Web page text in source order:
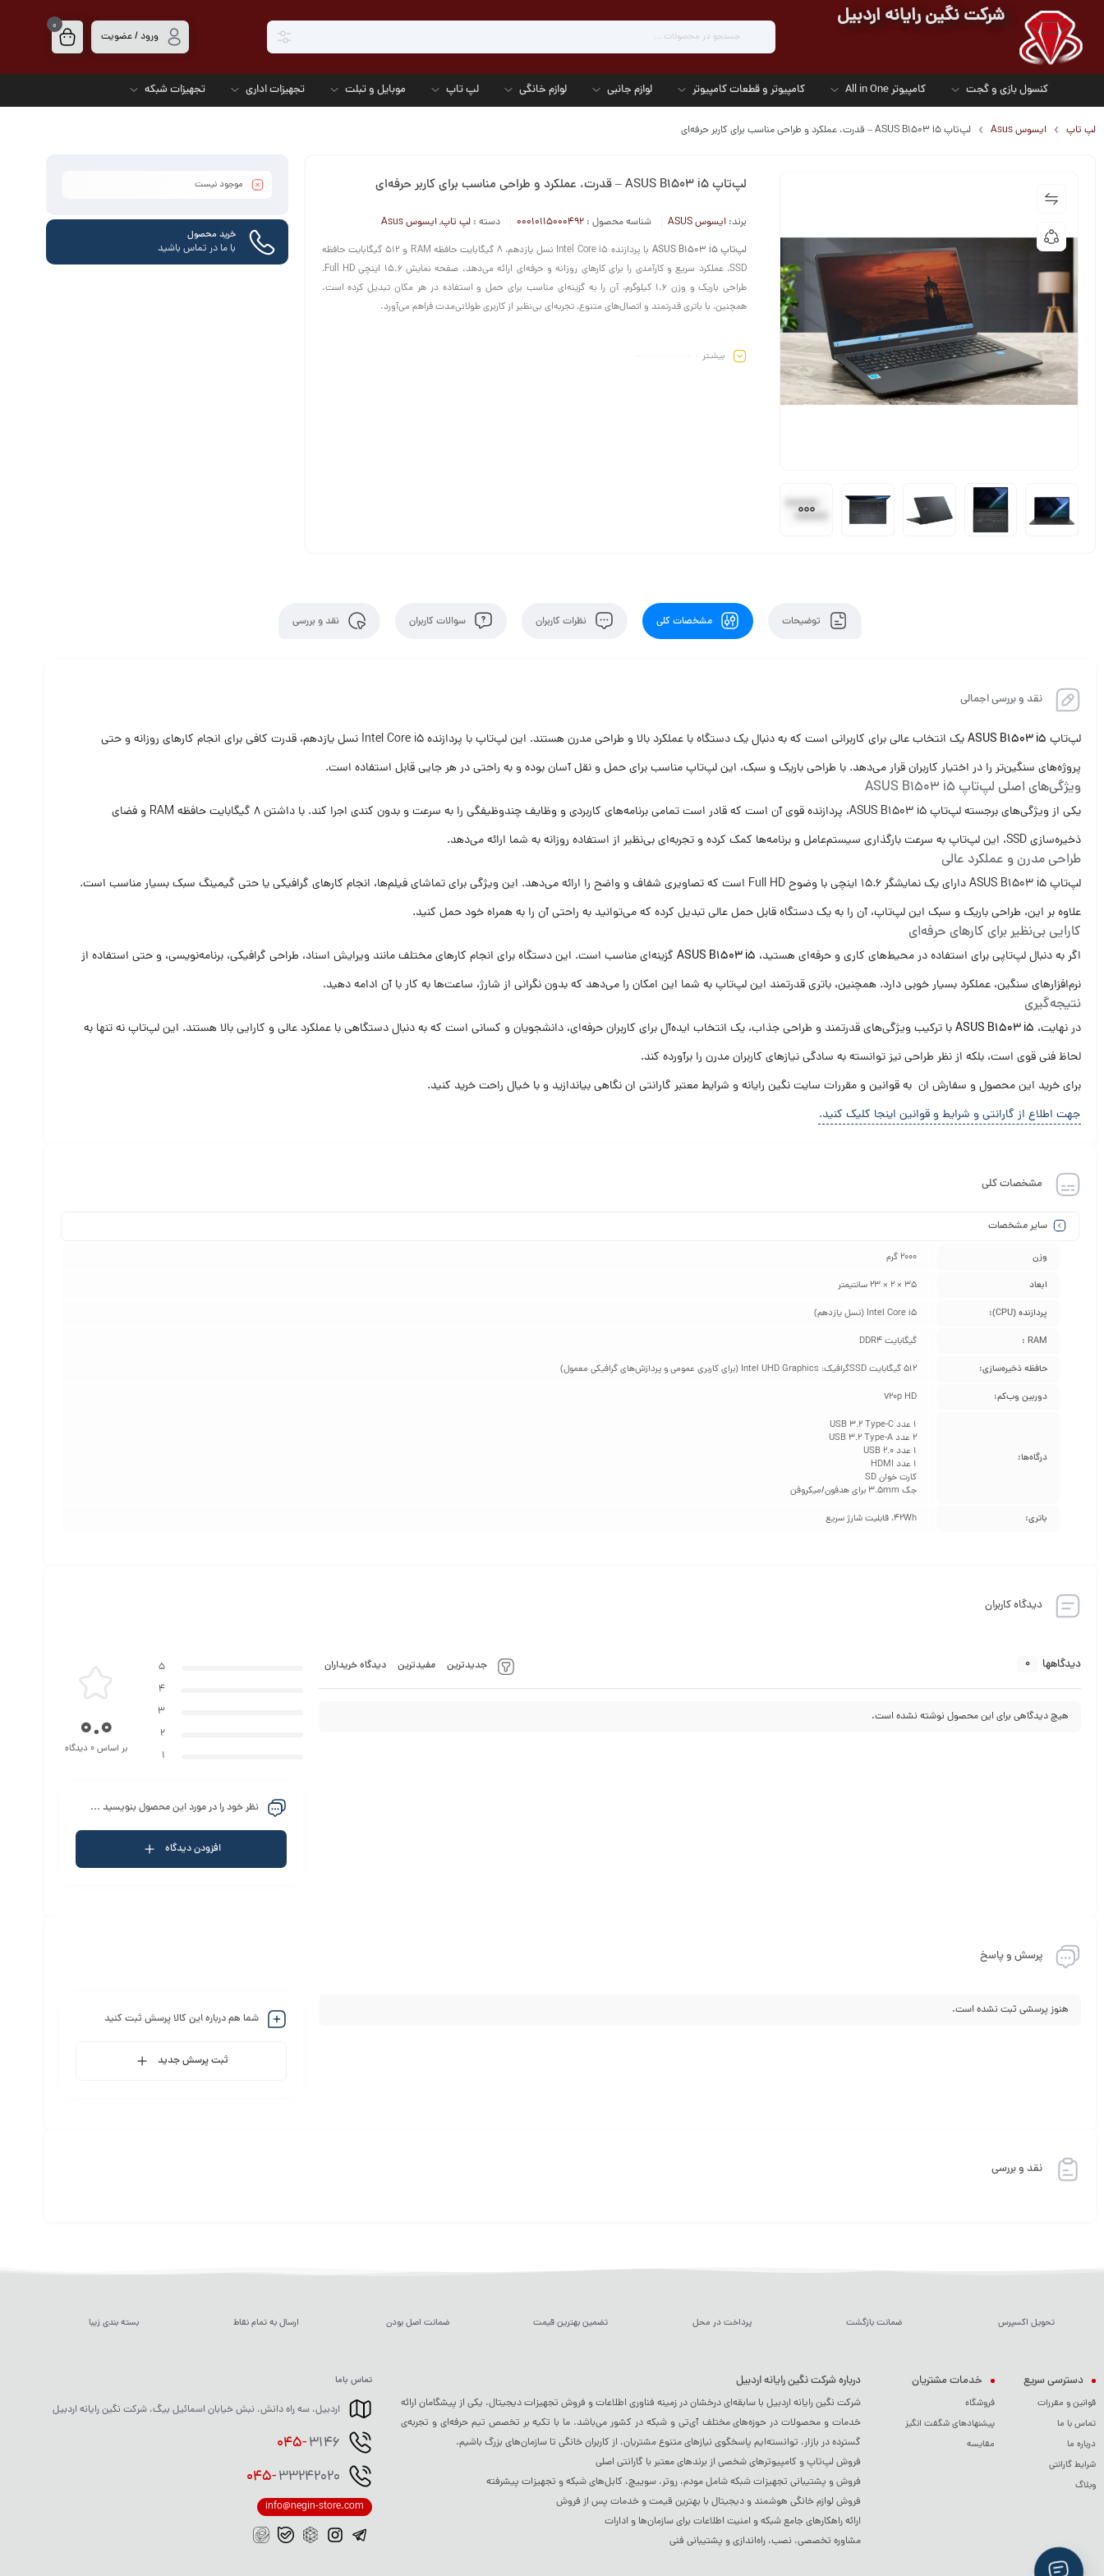
شرکت نگین رایانه اردبیل
ورود / عضویت
0
کنسول بازی و گجت کامپیوتر All in One کامپیوتر و قطعات کامپیوتر لوازم جانبی لوازم خانگی لپ تاپ موبایل و تبلت تجهیزات اداری تجهیزات شبکه
لپ تاپ ایسوس Asus لپ‌تاپ ASUS B1503 i5 – قدرت، عملکرد و طراحی مناسب برای کاربر حرفه‌ای
لپ‌تاپ ASUS B1503 i5 – قدرت، عملکرد و طراحی مناسب برای کاربر حرفه‌ای
برند: ایسوس ASUS شناسه محصول : 00010115000492 دسته : لپ تاپ,ایسوس Asus
لپ‌تاپ ASUS B1503 i5
با پردازنده Intel Core i5 نسل یازدهم، 8 گیگابایت حافظه RAM و 512 گیگابایت حافظه
SSD، عملکرد سریع و کارآمدی را برای کارهای روزانه و حرفه‌ای ارائه می‌دهد. صفحه نمایش 15.6 اینچی Full HD،
طراحی باریک و وزن 1.6 کیلوگرم، آن را به گزینه‌ای مناسب برای حمل و استفاده در هر مکان تبدیل کرده است.
همچنین، با باتری قدرتمند و اتصال‌های متنوع، تجربه‌ای بی‌نظیر از کاربری طولانی‌مدت فراهم می‌آورد.
بیشـتر
موجود نیست
خرید محصول
با ما در تماس باشید
توضیحات مشخصات کلی نظرات کاربران سوالات کاربران نقد و بررسی
نقد و بررسی اجمالی
لپ‌تاپ ASUS B1503 i5
یک انتخاب عالی برای کاربرانی است که به دنبال یک دستگاه با عملکرد بالا و طراحی مدرن هستند. این لپ‌تاپ با پردازنده Intel Core i5 نسل یازدهم، قدرت کافی برای انجام کارهای روزانه و حتی
پروژه‌های سنگین‌تر را در اختیار کاربران قرار می‌دهد. با طراحی باریک و سبک، این لپ‌تاپ مناسب برای حمل و نقل آسان بوده و به راحتی در هر جایی قابل استفاده است.
ویژگی‌های اصلی لپ‌تاپ ASUS B1503 i5
یکی از ویژگی‌های برجسته لپ‌تاپ ASUS B1503 i5، پردازنده قوی آن است که قادر است تمامی برنامه‌های کاربردی و وظایف چندوظیفگی را به سرعت و بدون کندی اجرا کند. با داشتن 8 گیگابایت حافظه RAM و فضای
ذخیره‌سازی SSD، این لپ‌تاپ به سرعت بارگذاری سیستم‌عامل و برنامه‌ها کمک کرده و تجربه‌ای بی‌نظیر از استفاده روزانه به شما ارائه می‌دهد.
طراحی مدرن و عملکرد عالی
لپ‌تاپ ASUS B1503 i5 دارای یک نمایشگر 15.6 اینچی با وضوح Full HD است که تصاویری شفاف و واضح را ارائه می‌دهد. این ویژگی برای تماشای فیلم‌ها، انجام کارهای گرافیکی یا حتی گیمینگ سبک بسیار مناسب است.
علاوه بر این، طراحی باریک و سبک این لپ‌تاپ، آن را به یک دستگاه قابل حمل عالی تبدیل کرده که می‌توانید به راحتی آن را به همراه خود حمل کنید.
کارایی بی‌نظیر برای کارهای حرفه‌ای
اگر به دنبال لپ‌تاپی برای استفاده در محیط‌های کاری و حرفه‌ای هستید، ASUS B1503 i5 گزینه‌ای مناسب است. این دستگاه برای انجام کارهای مختلف مانند ویرایش اسناد، طراحی گرافیکی، برنامه‌نویسی، و حتی استفاده از
نرم‌افزارهای سنگین، عملکرد بسیار خوبی دارد. همچنین، باتری قدرتمند این لپ‌تاپ به شما این امکان را می‌دهد که بدون نگرانی از شارژ، ساعت‌ها به کار با آن ادامه دهید.
نتیجه‌گیری
در نهایت، ASUS B1503 i5با ترکیب ویژگی‌های قدرتمند و طراحی جذاب، یک انتخاب ایده‌آل برای کاربران حرفه‌ای، دانشجویان و کسانی است که به دنبال دستگاهی با عملکرد عالی و کارایی بالا هستند. این لپ‌تاپ نه تنها به
لحاظ فنی قوی است، بلکه از نظر طراحی نیز توانسته به سادگی نیازهای کاربران مدرن را برآورده کند.
برای خرید این محصول و سفارش ان به قوانین و مقررات سایت نگین رایانه و شرایط معتبر گارانتی ان نگاهی بیاندازید و با خیال راحت خرید کنید.
جهت اطلاع از گارانتی و شرایط و قوانین اینجا کلیک کنید.
مشخصات کلی
سایر مشخصات
وزن 2000 گرم
ابعاد 35 × 2 × 23 سانتیمتر
پردازنده (CPU): Intel Core i5 (نسل یازدهم)
RAM : گیگابایت DDR4
حافظه ذخیره‌سازی: 512 گیگابایت SSDگرافیک: Intel UHD Graphics (برای کاربری عمومی و پردازش‌های گرافیکی معمول)
دوربین وب‌کم: 720p HD
درگاه‌ها:
1 عدد USB 3.2 Type-C
2 عدد USB 3.2 Type-A
1 عدد USB 2.0
1 عدد HDMI
کارت خوان SD
جک 3.5mm برای هدفون/میکروفن
باتری: 42Wh، قابلیت شارژ سریع
دیدگاه کاربران
دیدگاهها 0 جدیدترین مفیدترین دیدگاه خریداران
هیچ دیدگاهی برای این محصول نوشته نشده است.
5
4
3
2
1
0.0
بر اساس 0 دیدگاه
نظر خود را در مورد این محصول بنویسید ...
افزودن دیدگاه
پرسش و پاسخ
هنوز پرسشی ثبت نشده است.
شما هم درباره این کالا پرسش ثبت کنید
ثبت پرسش جدید
نقد و بررسی
تحویل اکسپرس ضمانت بازگشت پرداخت در محل تضمین بهترین قیمت ضمانت اصل بودن ارسال به تمام نقاط بسته بندی زیبا
دسترسی سریع
قوانین و مقررات
تماس با ما
درباره ما
شرایط گارانتی
وبلاگ
خدمات مشتریان
فروشگاه
پیشنهادهای شگفت انگیز
مقایسه
درباره شرکت نگین رایانه اردبیل
شرکت نگین رایانه اردبیل با سابقه‌ای درخشان در زمینه فناوری اطلاعات و فروش تجهیزات دیجیتال، یکی از پیشگامان ارائه
خدمات و محصولات در حوزه‌های مختلف آی‌تی و شبکه در کشور می‌باشد. ما با تکیه بر تخصص تیم حرفه‌ای و تجربه‌ی
گسترده در بازار، توانسته‌ایم پاسخگوی نیازهای متنوع مشتریان، از کاربران خانگی تا سازمان‌های بزرگ باشیم.
فروش لپ‌تاپ و کامپیوترهای شخصی از برندهای معتبر با گارانتی اصلی
فروش و پشتیبانی تجهیزات شبکه شامل مودم، روتر، سوییچ، کابل‌های شبکه و تجهیزات پیشرفته
فروش لوازم خانگی هوشمند و دیجیتال با بهترین قیمت و خدمات پس از فروش
ارائه راهکارهای جامع شبکه و امنیت اطلاعات برای سازمان‌ها و ادارات
مشاوره تخصصی، نصب، راه‌اندازی و پشتیبانی فنی
تماس باما
اردبیل، سه راه دانش، نبش خیابان اسمائیل بیگ، شرکت نگین رایانه اردبیل
045-3146
045-33242020
info@negin-store.com